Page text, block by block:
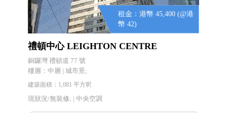
租金：港幣 45,400 (@港
幣 42)
禮頓中心 LEIGHTON CENTRE
銅鑼灣 禮頓道 77 號
樓層：中層 | 城市景;
建築面積：1,081 平方呎
現狀況/無裝修; | 中央空調